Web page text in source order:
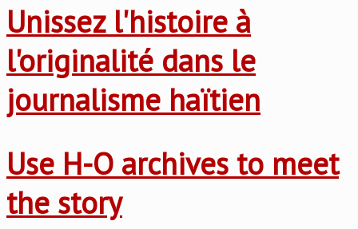
Unissez l'histoire à
l'originalité dans le
journalisme haïtien
Use H-O archives to meet
the story